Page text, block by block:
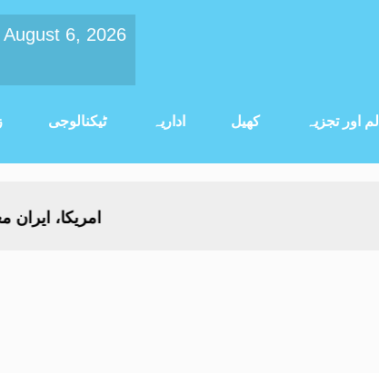
6, 2026
ٹیکنالوجی اداریہ کھیل اور تجزیہ
امریکا، ایران